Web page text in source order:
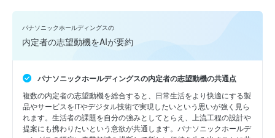
パナソニックホールディングスの
内定者の志望動機をAIが要約
パナソニックホールディングスの内定者の志望動機の共通点
複数の内定者の志望動機を総合すると、日常生活をより快適にする製
品やサービスをITやデジタル技術で実現したいという思いが強く見ら
れます。生活者の課題を自分の強みとしてとらえ、上流工程の設計や
提案にも携わりたいという意欲が共通します。パナソニックホールデ